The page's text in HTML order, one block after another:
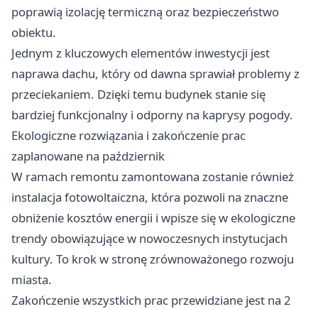
poprawią izolację termiczną oraz bezpieczeństwo
obiektu.
Jednym z kluczowych elementów inwestycji jest
naprawa dachu, który od dawna sprawiał problemy z
przeciekaniem. Dzięki temu budynek stanie się
bardziej funkcjonalny i odporny na kaprysy pogody.
Ekologiczne rozwiązania i zakończenie prac
zaplanowane na październik
W ramach remontu zamontowana zostanie również
instalacja fotowoltaiczna, która pozwoli na znaczne
obniżenie kosztów energii i wpisze się w ekologiczne
trendy obowiązujące w nowoczesnych instytucjach
kultury. To krok w stronę zrównoważonego rozwoju
miasta.
Zakończenie wszystkich prac przewidziane jest na 2